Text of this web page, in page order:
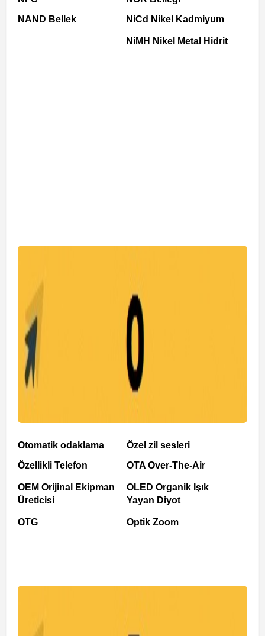
NAND Bellek
NiCd Nikel Kadmiyum
NiMH Nikel Metal Hidrit
Otomatik odaklama
Özellikli Telefon
OEM Orijinal Ekipman
Üreticisi
OTG
Özel zil sesleri
OTA Over-The-Air
OLED Organik Işık
Yayan Diyot
Optik Zoom